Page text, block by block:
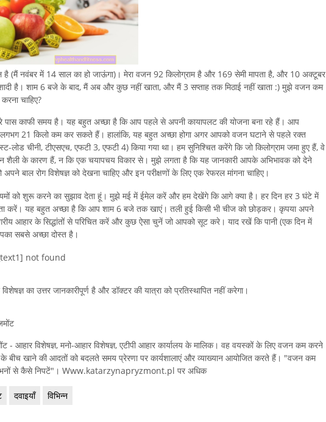
है (मैं नवंबर में 14 साल का हो जाऊंगा)। मेरा वजन 92 किलोग्राम है और 169 सेमी मापता है, और 10 अक्टूबर
शादी है। शाम 6 बजे के बाद, मैं अब और कुछ नहीं खाता, और मैं 3 सप्ताह तक मिठाई नहीं खाता :) मुझे वजन कम
चाहिए?
पास काफी समय है। यह बहुत अच्छा है कि आप पहले से अपनी कायापलट की योजना बना रहे हैं। आप
21 किलो कम कर सकते हैं। हालांकि, यह बहुत अच्छा होगा अगर आपको वजन घटाने से पहले रक्त
लोड चीनी, टीएसएच, एफटी 3, एफटी 4) किया गया था। हम सुनिश्चित करेंगे कि जो किलोग्राम जमा हुए हैं, वे
शैली के कारण हैं, न कि एक चयापचय विकार से। मुझे लगता है कि यह जानकारी आपके अभिभावक को देने
बाल रोग विशेषज्ञ को देखना चाहिए और इन परीक्षणों के लिए एक रेफरल मांगना चाहिए।
को शुरू करने का सुझाव देता हूं। मुझे मई में ईमेल करें और हम देखेंगे कि आगे क्या है। हर दिन हर 3 घंटे में
करें। यह बहुत अच्छा है कि आप शाम 6 बजे तक खाएं। तली हुई किसी भी चीज को छोड़कर। कृपया अपने
आहार के सिद्धांतों से परिचित करें और कुछ ऐसा चुनें जो आपको सूट करे। याद रखें कि पानी (एक दिन में
सबसे अच्छा दोस्त है।
not found
का उत्तर जानकारीपूर्ण है और डॉक्टर की यात्रा को प्रतिस्थापित नहीं करेगा।
- आहार विशेषज्ञ, मनो-आहार विशेषज्ञ, एटीपी आहार कार्यालय के मालिक। वह वयस्कों के लिए वजन कम करने
के बीच खाने की आदतों को बदलते समय प्रेरणा पर कार्यशालाएं और व्याख्यान आयोजित करते हैं। "वजन कम
से कैसे निपटें"। Www.katarzynapryzmont.pl पर अधिक
दवाइयाँ विभिन्न